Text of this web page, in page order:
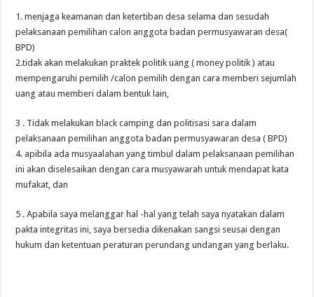
1. menjaga keamanan dan ketertiban desa selama dan sesudah
pelaksanaan pemilihan calon anggota badan permusyawaran desa(
BPD)
2.tidak akan melakukan praktek politik uang ( money politik ) atau
mempengaruhi pemilih /calon pemilih dengan cara memberi sejumlah
uang atau memberi dalam bentuk lain,
3 . Tidak melakukan black camping dan politisasi sara dalam
pelaksanaan pemilihan anggota badan permusyawaran desa ( BPD)
4. apibila ada musyaalahan yang timbul dalam pelaksanaan pemilihan
ini akan diselesaikan dengan cara musyawarah untuk mendapat kata
mufakat, dan
5 . Apabila saya melanggar hal -hal yang telah saya nyatakan dalam
pakta integritas ini, saya bersedia dikenakan sangsi seusai dengan
hukum dan ketentuan peraturan perundang undangan yang berlaku.